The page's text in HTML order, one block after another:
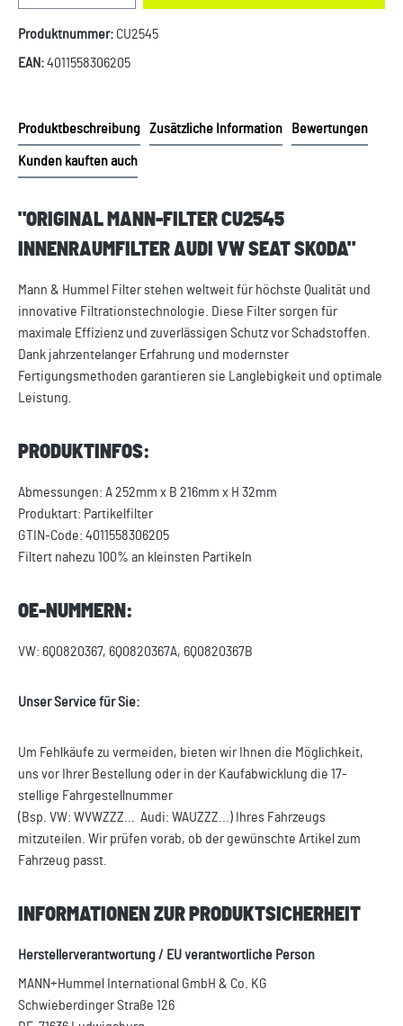
Produktnummer: CU2545
EAN:4011558306205
Produktbeschreibung Zusätzliche Information Bewertungen
Kunden kauften auch
"ORIGINAL MANN-FILTER CU2545
INNENRAUMFILTER AUDI VW SEAT SKODA"
Mann & Hummel Filter stehen weltweit für höchste Qualität und
innovative Filtrationstechnologie. Diese Filter sorgen für
maximale Effizienz und zuverlässigen Schutz vor Schadstoffen.
Dank jahrzentelanger Erfahrung und modernster
Fertigungsmethoden garantieren sie Langlebigkeit und optimale
Leistung.
PRODUKTINFOS:
Abmessungen: A 252mm x B 216mm x H 32mm
Produktart: Partikelfilter
GTIN-Code: 4011558306205
Filtert nahezu 100% an kleinsten Partikeln
OE-NUMMERN:
VW: 6Q0820367, 6Q0820367A, 6Q0820367B
Unser Service für Sie:
Um Fehlkäufe zu vermeiden, bieten wir Ihnen die Möglichkeit,
uns vor Ihrer Bestellung oder in der Kaufabwicklung die 17-
stellige Fahrgestellnummer
(Bsp. VW: WVWZZZ... Audi: WAUZZZ...) Ihres Fahrzeugs
mitzuteilen. Wir prüfen vorab, ob der gewünschte Artikel zum
Fahrzeug passt.
INFORMATIONEN ZUR PRODUKTSICHERHEIT
Herstellerverantwortung / EU verantwortliche Person
MANN+Hummel International GmbH & Co. KG
Schwieberdinger Straße 126